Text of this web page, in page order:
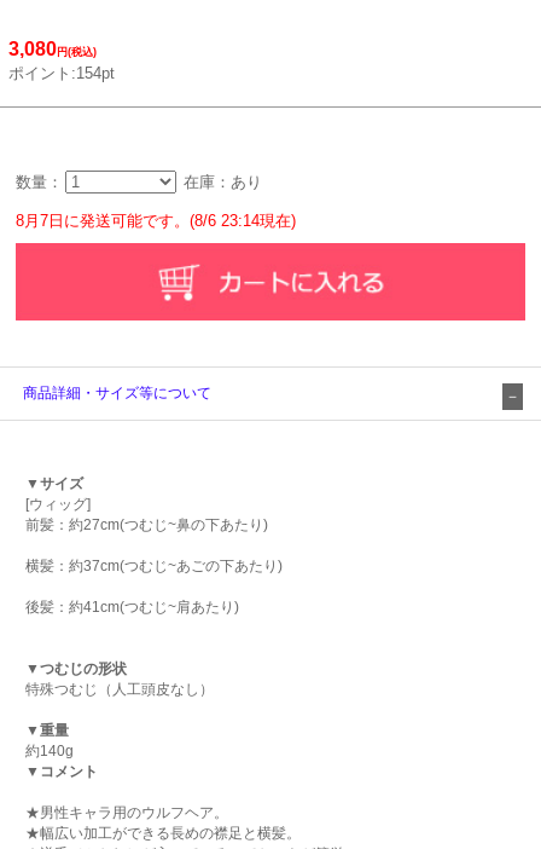
3,080円(税込)
ポイント:154pt
数量： 在庫：あり
8月7日に発送可能です。(8/6 23:14現在)
商品詳細・サイズ等について
▼サイズ
[ウィッグ]
前髪：約27cm(つむじ~鼻の下あたり)
横髪：約37cm(つむじ~あごの下あたり)
後髪：約41cm(つむじ~肩あたり)
▼つむじの形状
特殊つむじ（人工頭皮なし）
▼重量
約140g
▼コメント
★男性キャラ用のウルフヘア。
★幅広い加工ができる長めの襟足と横髪。